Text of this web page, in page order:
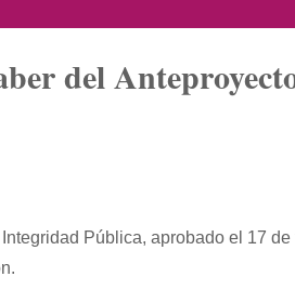
del
Pública, aprobado el 17